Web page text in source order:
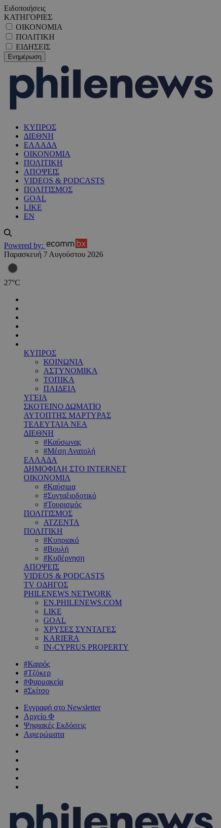
Ειδοποιήσεις
ΚΑΤΗΓΟΡΙΕΣ
ΟΙΚΟΝΟΜΙΑ
ΠΟΛΙΤΙΚΗ
ΕΙΔΗΣΕΙΣ
ΚΥΠΡΟΣ
ΔΙΕΘΝΗ
ΕΛΛΑΔΑ
ΟΙΚΟΝΟΜΙΑ
ΠΟΛΙΤΙΚΗ
ΑΠΟΨΕΙΣ
VIDEOS & PODCASTS
ΠΟΛΙΤΙΣΜΟΣ
GOAL
LIKE
EN
Powered by:
Παρασκευή 7 Αυγούστου 2026
27°C
ΚΥΠΡΟΣ
ΚΟΙΝΩΝΙΑ
ΑΣΤΥΝΟΜΙΚΑ
ΤΟΠΙΚΑ
ΠΑΙΔΕΙΑ
ΥΓΕΙΑ
ΣΚΟΤΕΙΝΟ ΔΩΜΑΤΙΟ
ΑΥΤΟΠΤΗΣ ΜΑΡΤΥΡΑΣ
ΤΕΛΕΥΤΑΙΑ ΝΕΑ
ΔΙΕΘΝΗ
#Καύσωνας
#Μέση Ανατολή
ΕΛΛΑΔΑ
ΔΗΜΟΦΙΛΗ ΣΤΟ INTERNET
ΟΙΚΟΝΟΜΙΑ
#Καύσιμα
#Συνταξιοδοτικό
#Τουρισμός
ΠΟΛΙΤΙΣΜΟΣ
ΑΤΖΕΝΤΑ
ΠΟΛΙΤΙΚΗ
#Κυπριακό
#Βουλή
#Κυβέρνηση
ΑΠΟΨΕΙΣ
VIDEOS & PODCASTS
TV ΟΔΗΓΟΣ
PHILENEWS NETWORK
EN.PHILENEWS.COM
LIKE
GOAL
ΧΡΥΣΕΣ ΣΥΝΤΑΓΕΣ
KARIERA
IN-CYPRUS PROPERTY
#Καιρός
#Τζόκερ
#Φαρμακεία
#Σκίτσο
Εγγραφή στο Newsletter
Αρχείο Φ
Ψηφιακές Εκδόσεις
Αφιερώματα